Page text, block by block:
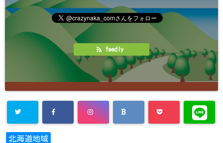
feedly
北海道地域